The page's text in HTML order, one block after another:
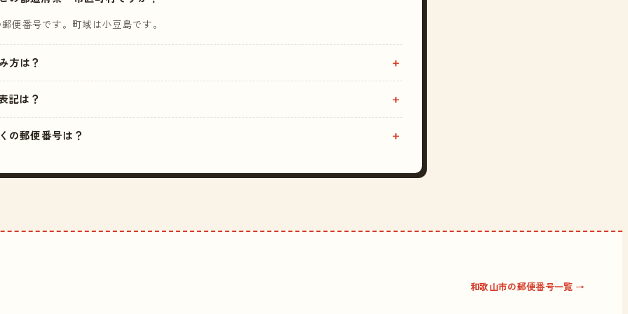
便番号です。町域は小豆島です。
方は？
記は？
郵便番号は？
和歌山市の郵便番号一覧 →